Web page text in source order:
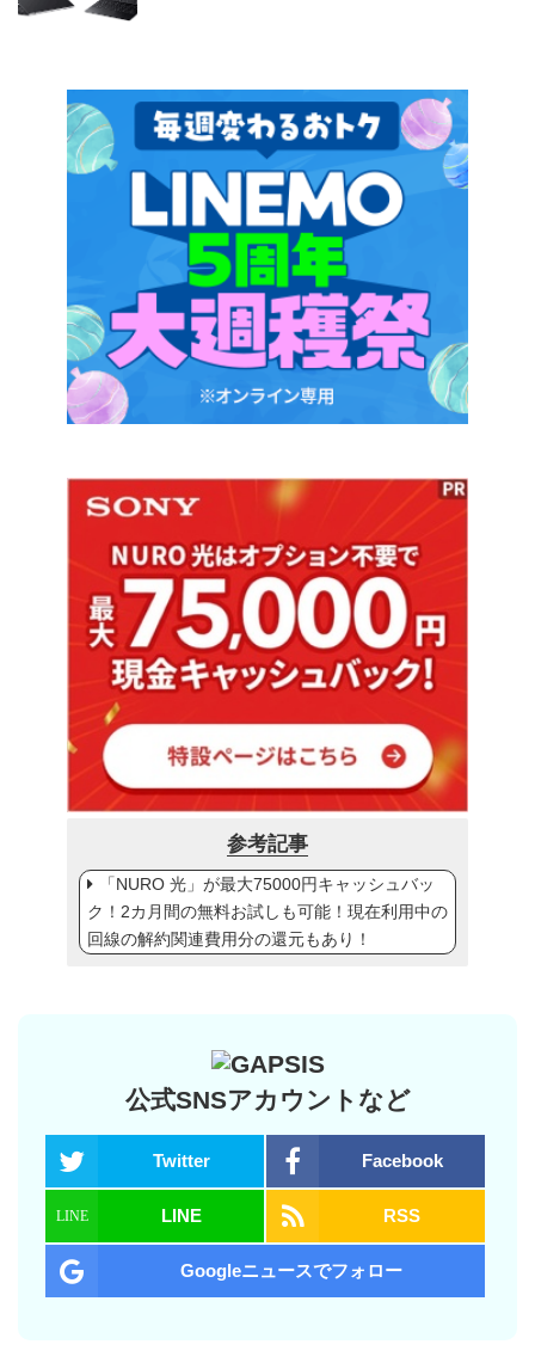
参考記事
「NURO 光」が最大75000円キャッシュバッ
ク！2カ月間の無料お試しも可能！現在利用中の
回線の解約関連費用分の還元もあり！
公式SNSアカウントなど
Twitter Facebook
LINE RSS
Googleニュースでフォロー